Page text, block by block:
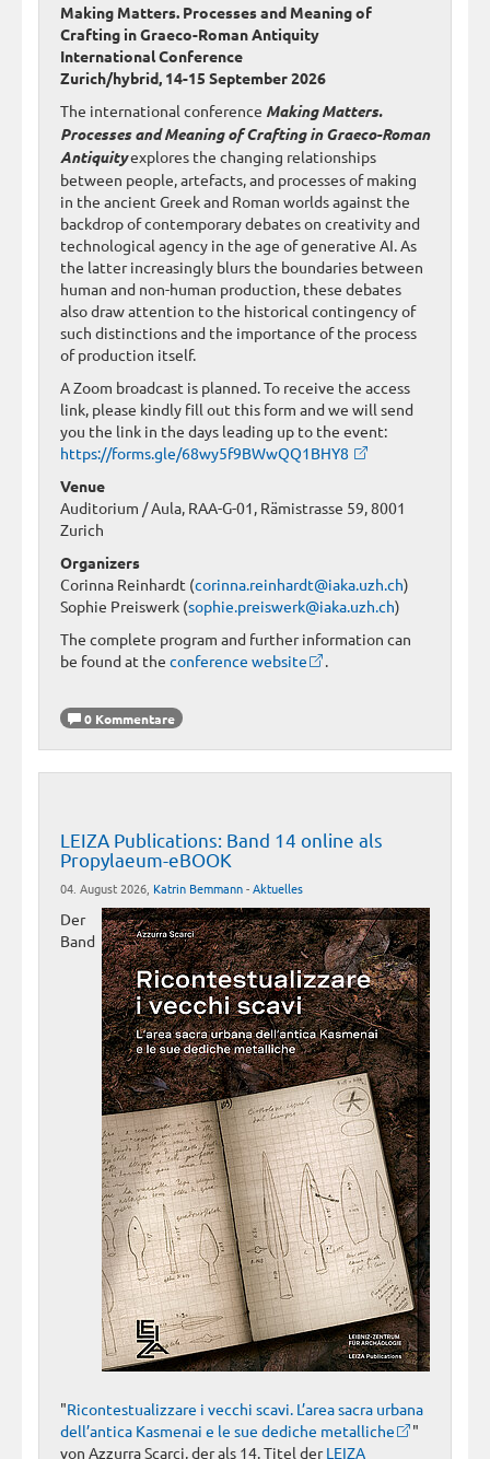
Making Matters. Processes and Meaning of
Crafting in Graeco-Roman Antiquity
International Conference
Zurich/hybrid, 14-15 September 2026
The international conference Making Matters.
Processes and Meaning of Crafting in Graeco-Roman
Antiquityexplores the changing relationships
between people, artefacts, and processes of making
in the ancient Greek and Roman worlds against the
backdrop of contemporary debates on creativity and
technological agency in the age of generative AI. As
the latter increasingly blurs the boundaries between
human and non-human production, these debates
also draw attention to the historical contingency of
such distinctions and the importance of the process
of production itself.
A Zoom broadcast is planned. To receive the access
link, please kindly fill out this form and we will send
you the link in the days leading up to the event:
https://forms.gle/68wy5f9BWwQQ1BHY8
Venue
Auditorium / Aula, RAA-G-01, Rämistrasse 59, 8001
Zurich
Organizers
Corinna Reinhardt (corinna.reinhardt@iaka.uzh.ch)
Sophie Preiswerk (sophie.preiswerk@iaka.uzh.ch)
The complete program and further information can
be found at the conference website .
0 Kommentare
LEIZA Publications: Band 14 online als
Propylaeum-eBOOK
04. August 2026, Katrin Bemmann-Aktuelles
Der
Band
"Ricontestualizzare i vecchi scavi. L’area sacra urbana
dell’antica Kasmenai e le sue dediche metalliche
"
von Azzurra Scarci, der als 14. Titel derLEIZA